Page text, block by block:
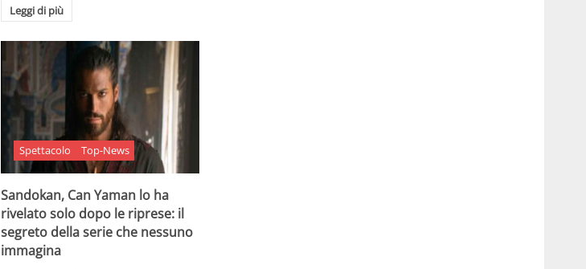
Leggi di più
Spettacolo Top-News
Sandokan, Can Yaman lo ha
rivelato solo dopo le riprese: il
segreto della serie che nessuno
immagina